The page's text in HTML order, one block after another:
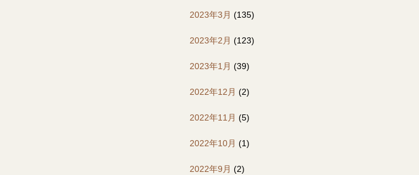
2023年3月 (135)
2023年2月 (123)
2023年1月 (39)
2022年12月 (2)
2022年11月 (5)
2022年10月 (1)
2022年9月 (2)